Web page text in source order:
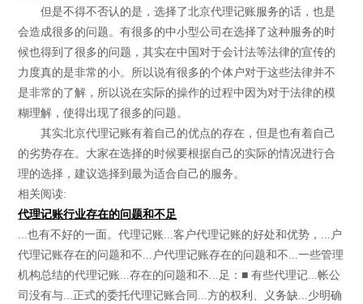
但是不得不否认的是，选择了北京代理记账服务的话，也是
会造成很多的问题。有很多的中小型公司在选择了这种服务的时
候也得到了很多的问题，其实在中国对于会计法等法律的宣传的
力度真的是非常的小。所以说有很多的个体户对于这些法律并不
是非常的了解，所以说在实际的操作的过程中因为对于法律的模
糊理解，使得出现了很多的问题。
其实北京代理记账有着自己的优点的存在，但是也有着自己
的劣势存在。大家在选择的时候要根据自己的实际的情况进行合
理的选择，建议选择到最为适合自己的服务。
相关阅读:
代理记账行业存在的问题和不足
...也有不好的一面。代理记账...客户代理记账的好处和优势，...户
代理记账存在的问题和不...户代理记账存在的问题和不...一些管理
机构总结的代理记账...存在的问题和不...足：■ 有些代理记...帐公
司没有与...正式的委托代理记账合同...方的权利、义务缺...少明确